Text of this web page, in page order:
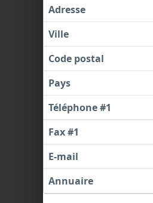
Adresse
Ville
Code postal
Pays
Téléphone #1
Fax #1
E-mail
Annuaire